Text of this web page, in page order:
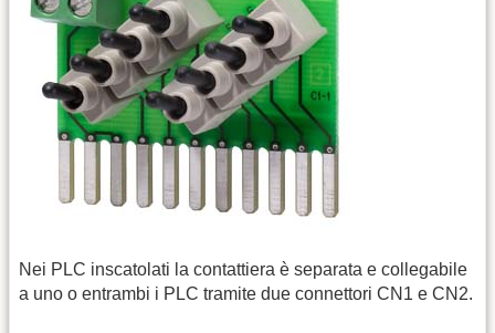
Nei PLC inscatolati la contattiera è separata e collegabile
a uno o entrambi i PLC tramite due connettori CN1 e CN2.